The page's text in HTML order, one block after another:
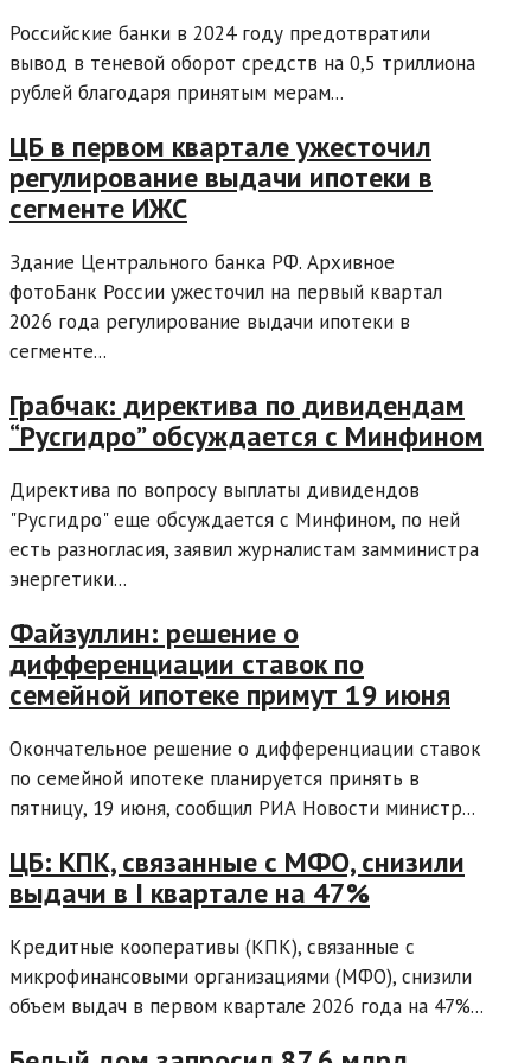
Российские банки в 2024 году предотвратили
вывод в теневой оборот средств на 0,5 триллиона
рублей благодаря принятым мерам...
ЦБ в первом квартале ужесточил
регулирование выдачи ипотеки в
сегменте ИЖС
Здание Центрального банка РФ. Архивное
фотоБанк России ужесточил на первый квартал
2026 года регулирование выдачи ипотеки в
сегменте...
Грабчак: директива по дивидендам
“Русгидро” обсуждается с Минфином
Директива по вопросу выплаты дивидендов
"Русгидро" еще обсуждается с Минфином, по ней
есть разногласия, заявил журналистам замминистра
энергетики...
Файзуллин: решение о
дифференциации ставок по
семейной ипотеке примут 19 июня
Окончательное решение о дифференциации ставок
по семейной ипотеке планируется принять в
пятницу, 19 июня, сообщил РИА Новости министр...
ЦБ: КПК, связанные с МФО, снизили
выдачи в I квартале на 47%
Кредитные кооперативы (КПК), связанные с
микрофинансовыми организациями (МФО), снизили
объем выдач в первом квартале 2026 года на 47%...